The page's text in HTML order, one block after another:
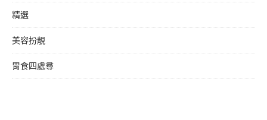
精選
美容扮靚
胃食四處尋